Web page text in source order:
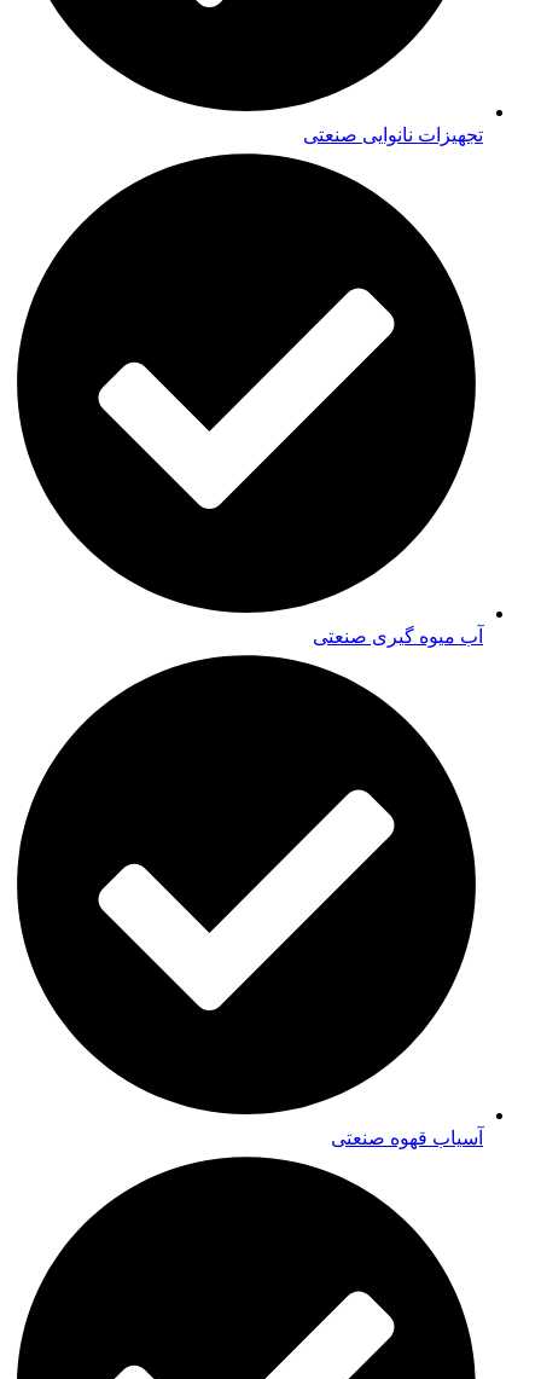
تجهیزات نانوایی صنعتی
آب میوه گیری صنعتی
آسیاب قهوه صنعتی